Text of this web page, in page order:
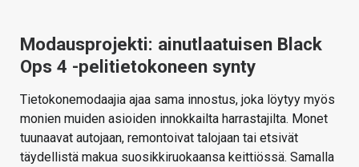
Modausprojekti: ainutlaatuisen Black
Ops 4 -pelitietokoneen synty
Tietokonemodaajia ajaa sama innostus, joka löytyy myös
monien muiden asioiden innokkailta harrastajilta. Monet
tuunaavat autojaan, remontoivat talojaan tai etsivät
täydellistä makua suosikkiruokaansa keittiössä. Samalla